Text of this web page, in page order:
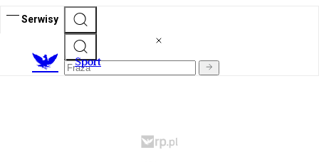
Serwisy
Sport